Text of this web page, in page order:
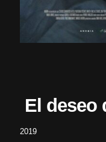
El deseo
2019